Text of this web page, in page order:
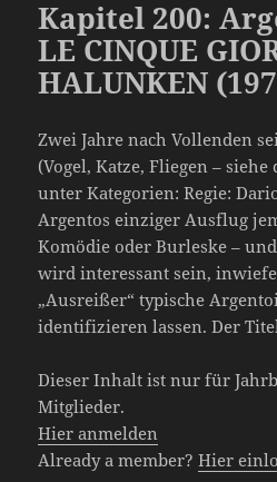
Kapitel 200:
LE CINQUE
HALUNKEN
Zwei Jahre nach Vollenden
(Vogel, Katze, Fliegen –
unter Kategorien: Regie:
Argentos einziger Ausflug
Komödie oder Burleske –
wird interessant sein,
„Ausreißer“ typische
identifizieren lassen. Der
Dieser Inhalt ist nur für
Mitglieder.
Hier anmelden
Already a member?Hier